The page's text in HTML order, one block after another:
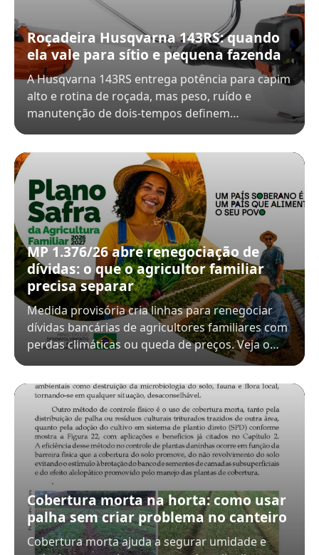
Roçadeira Husqvarna 143RS: quando
ela vale para sítio e pequena fazenda
A Husqvarna 143RS entrega potência para capim
alto e rotina de roçada, mas peso, ruído e
manutenção de dois-tempos definem…
MP 1.376/26 abre renegociação de
dívidas: o que o agricultor familiar
precisa separar
Medida provisória cria linhas para renegociar
dívidas bancárias de agricultores familiares com
perdas climáticas ou queda de preços. Veja o…
Cobertura morta na horta: como usar
palha sem criar problema no canteiro
Cobertura morta ajuda a segurar umidade e